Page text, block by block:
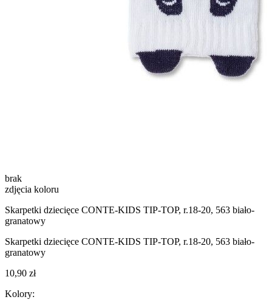
brak
zdjęcia koloru
Skarpetki dziecięce CONTE-KIDS TIP-TOP, r.18-20, 563 biało-
granatowy
Skarpetki dziecięce CONTE-KIDS TIP-TOP, r.18-20, 563 biało-
granatowy
10,90 zł
Kolory: